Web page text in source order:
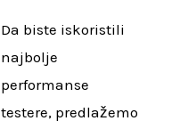
Da biste iskoristili
najbolje
performanse
testere, predlažemo